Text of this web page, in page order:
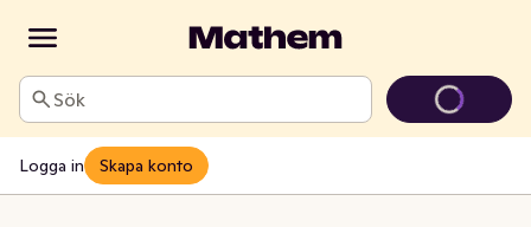
Sök
Logga in Skapa konto